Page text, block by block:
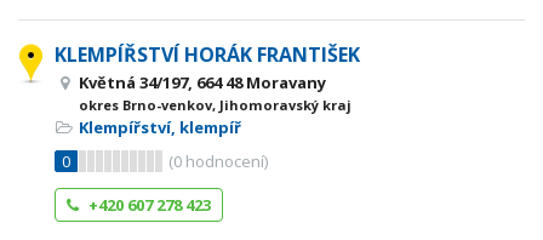
KLEMPÍŘSTVÍ HORÁK FRANTIŠEK
Květná 34/197, 664 48 Moravany
okres Brno-venkov, Jihomoravský kraj
Klempířství, klempíř
0
(0 hodnocení)
+420 607 278 423